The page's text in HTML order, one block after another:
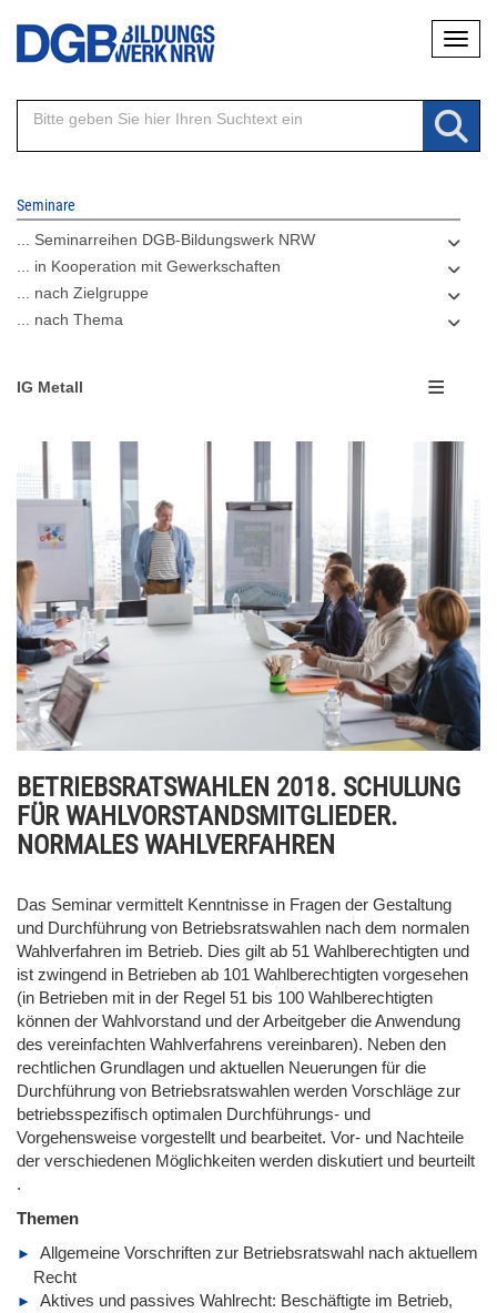
Direkt
Inhalt
Seminare
... Seminarreihen DGB-Bildungswerk NRW
... in Kooperation mit Gewerkschaften
... nach Zielgruppe
... nach Thema
IG Metall
BETRIEBSRATSWAHLEN 2018. SCHULUNG
FÜR WAHLVORSTANDSMITGLIEDER.
NORMALES WAHLVERFAHREN
Das Seminar vermittelt Kenntnisse in Fragen der Gestaltung
und Durchführung von Betriebsratswahlen nach dem normalen
Wahlverfahren im Betrieb. Dies gilt ab 51 Wahlberechtigten und
ist zwingend in Betrieben ab 101 Wahlberechtigten vorgesehen
(in Betrieben mit in der Regel 51 bis 100 Wahlberechtigten
können der Wahlvorstand und der Arbeitgeber die Anwendung
des vereinfachten Wahlverfahrens vereinbaren). Neben den
rechtlichen Grundlagen und aktuellen Neuerungen für die
Durchführung von Betriebsratswahlen werden Vorschläge zur
betriebsspezifisch optimalen Durchführungs- und
Vorgehensweise vorgestellt und bearbeitet. Vor- und Nachteile
der verschiedenen Möglichkeiten werden diskutiert und beurteilt
.
Themen
Allgemeine Vorschriften zur Betriebsratswahl nach aktuellem
Recht
Aktives und passives Wahlrecht: Beschäftigte im Betrieb,